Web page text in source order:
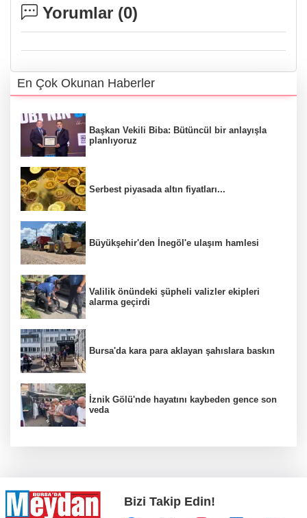
Yorumlar (0)
En Çok Okunan Haberler
Başkan Vekili Biba: Bütüncül bir anlayışla
planlıyoruz
Serbest piyasada altın fiyatları...
Büyükşehir'den İnegöl'e ulaşım hamlesi
Valilik önündeki şüpheli valizler ekipleri
alarma geçirdi
Bursa'da kara para aklayan şahıslara baskın
İznik Gölü'nde hayatını kaybeden gence son
veda
Bizi Takip Edin!